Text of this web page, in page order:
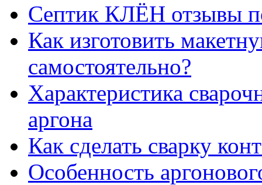
Септик КЛЁН отзывы
Как изготовить
самостоятельно?
Характеристика
аргона
Как сделать сварку
Особенность